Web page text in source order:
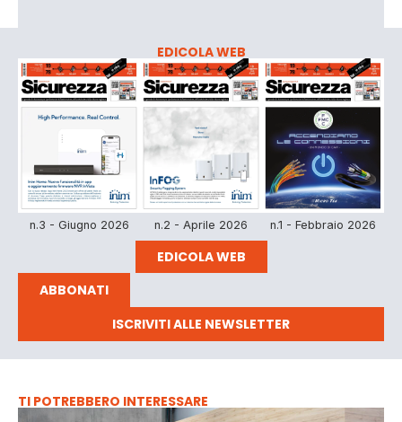
EDICOLA WEB
n.3 - Giugno 2026 n.2 - Aprile 2026 n.1 - Febbraio 2026
EDICOLA WEB
ABBONATI
ISCRIVITI ALLE NEWSLETTER
TI POTREBBERO INTERESSARE